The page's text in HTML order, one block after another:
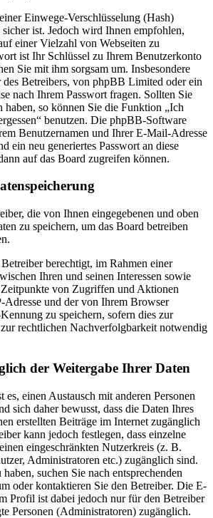
Einwege-Verschlüsselung (Hash)
sicher ist. Jedoch wird Ihnen empfohlen,
einer Vielzahl von Webseiten zu
ist Ihr Schlüssel zu Ihrem Benutzerkonto
Sie mit ihm sorgsam um. Insbesondere
Betreibers, von phpBB Limited oder ein
nach Ihrem Passwort fragen. Sollten Sie
haben, so können Sie die Funktion „Ich
benutzen. Die phpBB-Software
Benutzernamen und Ihrer E-Mail-Adresse
ein neu generiertes Passwort an diese
auf das Board zugreifen können.
die von Ihnen eingegebenen und oben
zu speichern, um das Board betreiben
berechtigt, im Rahmen einer
Ihren und seinen Interessen sowie
von Zugriffen und Aktionen
Adresse und der von Ihrem Browser
zu speichern, sofern dies zur
rechtlichen Nachverfolgbarkeit notwendig
der Weitergabe Ihrer Daten
es, einen Austausch mit anderen Personen
sich daher bewusst, dass die Daten Ihres
erstellten Beiträge im Internet zugänglich
kann jedoch festlegen, dass einzelne
eingeschränkten Nutzerkreis (z. B.
Administratoren etc.) zugänglich sind.
suchen Sie nach entsprechenden
oder kontaktieren Sie den Betreiber. Die E-
Profil ist dabei jedoch nur für den Betreiber
Personen (Administratoren) zugänglich.